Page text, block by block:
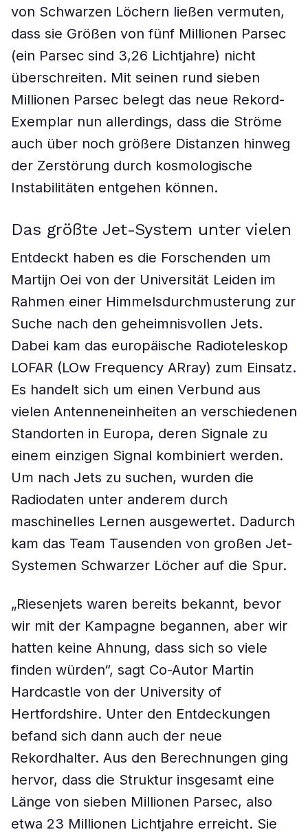
von Schwarzen Löchern ließen vermuten,
dass sie Größen von fünf Millionen Parsec
(ein Parsec sind 3,26 Lichtjahre) nicht
überschreiten. Mit seinen rund sieben
Millionen Parsec belegt das neue Rekord-
Exemplar nun allerdings, dass die Ströme
auch über noch größere Distanzen hinweg
der Zerstörung durch kosmologische
Instabilitäten entgehen können.
Das größte Jet-System unter vielen
Entdeckt haben es die Forschenden um
Martijn Oei von der Universität Leiden im
Rahmen einer Himmelsdurchmusterung zur
Suche nach den geheimnisvollen Jets.
Dabei kam das europäische Radioteleskop
LOFAR (LOw Frequency ARray) zum Einsatz.
Es handelt sich um einen Verbund aus
vielen Antenneneinheiten an verschiedenen
Standorten in Europa, deren Signale zu
einem einzigen Signal kombiniert werden.
Um nach Jets zu suchen, wurden die
Radiodaten unter anderem durch
maschinelles Lernen ausgewertet. Dadurch
kam das Team Tausenden von großen Jet-
Systemen Schwarzer Löcher auf die Spur.
„Riesenjets waren bereits bekannt, bevor
wir mit der Kampagne begannen, aber wir
hatten keine Ahnung, dass sich so viele
finden würden“, sagt Co-Autor Martin
Hardcastle von der University of
Hertfordshire. Unter den Entdeckungen
befand sich dann auch der neue
Rekordhalter. Aus den Berechnungen ging
hervor, dass die Struktur insgesamt eine
Länge von sieben Millionen Parsec, also
etwa 23 Millionen Lichtjahre erreicht. Sie